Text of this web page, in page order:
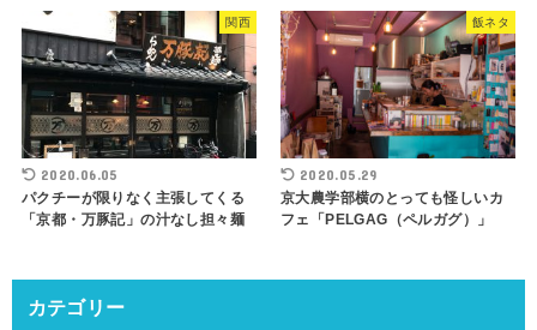
関西
2020.06.05
パクチーが限りなく主張してくる
「京都・万豚記」の汁なし担々麺
飯ネタ
2020.05.29
京大農学部横のとっても怪しいカ
フェ「PELGAG（ペルガグ）」
カテゴリー